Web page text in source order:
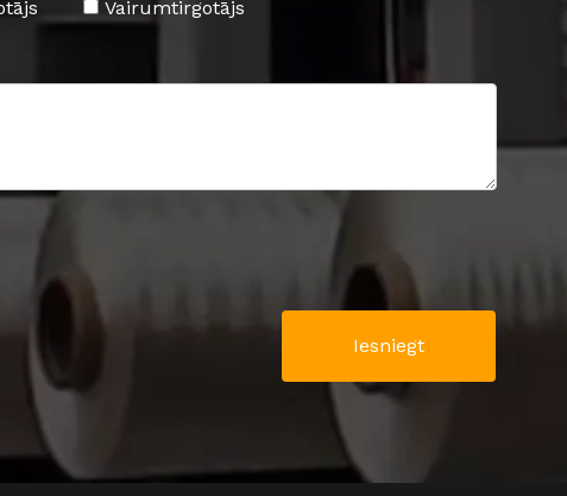
Vairumtirgotājs
Iesniegt